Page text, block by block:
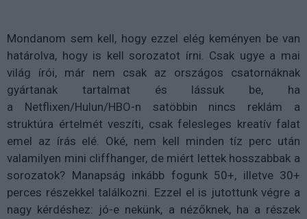
Mondanom sem kell, hogy ezzel elég keményen be van
határolva, hogy is kell sorozatot írni. Csak ugye a mai
világ írói, már nem csak az országos csatornáknak
gyártanak tartalmat és lássuk be, ha
a Netflixen/Hulun/HBO-n satöbbin nincs reklám a
struktúra értelmét veszíti, csak felesleges kreatív falat
emel az írás elé. Oké, nem kell minden tíz perc után
valamilyen mini cliffhanger, de miért lettek hosszabbak a
sorozatok? Manapság inkább fogunk 50+, illetve 30+
perces részekkel találkozni. Ezzel el is jutottunk végre a
nagy kérdéshez: jó-e nekünk, a nézőknek, ha a részek